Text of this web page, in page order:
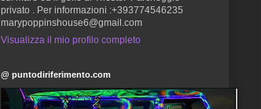
privato . Per informazioni :+393774546235
marypoppinshouse6@gmail.com
Visualizza il mio profilo completo
@ puntodiriferimento.com